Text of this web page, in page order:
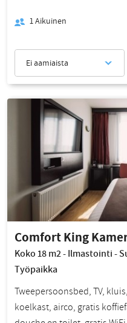
1Aikuinen
Ei aamiaista
Comfort King
Koko 18 m2 - Ilmastointi -
Työpaikka
Tweepersoonsbed, TV,
koelkast, airco, gratis